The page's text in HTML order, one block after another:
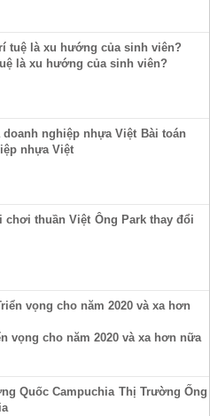
là xu hướng của sinh viên?
Bài toán
nhựa Việt
Ông Park thay đổi
vọng cho năm 2020 và xa hơn nữa
Thị Trường Ống